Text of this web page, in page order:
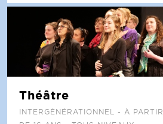
Théâtre
INTERGÉNÉRATIONNEL - À PARTIR